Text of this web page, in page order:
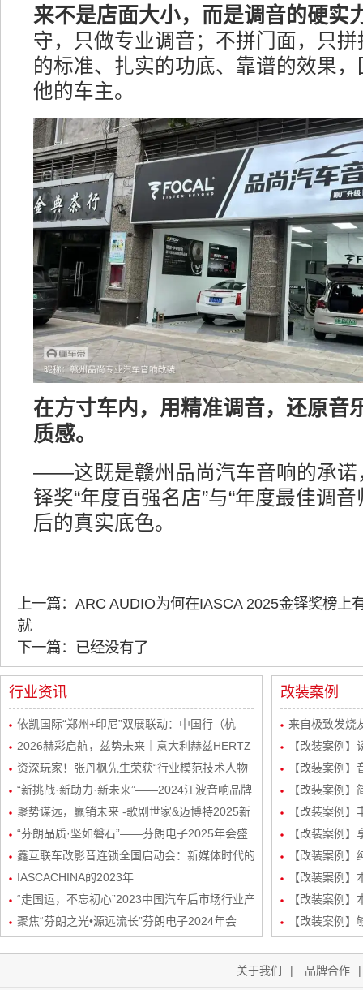
来不是店面大小，而是调音的硬实
守，只做专业调音；不拼门面，只
的标准、扎实的功底、靠谱的效果
他的车主。
在方寸车内，用精准调音，还原音
质感。
——这既是赣州品尚汽车音响的承诺
铎奖“年度百强名店”与“年度最佳调
后的真实底色。
上一篇：ARC AUDIO为何在IASCA 2025金铎奖榜上
就
下一篇：已经没有了
行业资讯
依凯国际“郑州+印尼”双展联动：中国行（杭
州）感恩宴圆满举行
2026赫彩启航，兹势未来｜意大利赫兹HERTZ
新品发布会暨市场运营规划会议圆满举行
资深玩家！张丹枫先生荣获“行业模范技术人物
奖”
“新挑战·新助力·新未来”——2024江波音响品牌
经销商会议盛大举行！
聚势谋远，赢销未来 -歌剧世家&迈博特2025新
起势经销商会议圆满成功！
“芬朗品质·坚如磐石”——芬朗电子2025年会盛
况，共绘汽车音响改装新蓝图
鑫互联车改影音连锁全国启动会：新媒体时代的
创新矩阵与玩法
IASCACHINA的2023年
“走国运，不忘初心”2023中国汽车后市场行业产
业生态发展峰会-艾斯卡（IASCA）中国谢福秋
聚焦“芬朗之光•源远流长”芬朗电子2024年会
改装案例
来自极致发烧
波站终极音
【改装案例
自达8升级
【改装案例
级丹拿232
【改装案例
品曼斯特
【改装案例
路DSP处理器
【改装案例
三分频
【改装案例
装
【改装案例
频/6路DSP处
【改装案例
路DSP处理器
【改装案例
关于我们 | 品牌合作